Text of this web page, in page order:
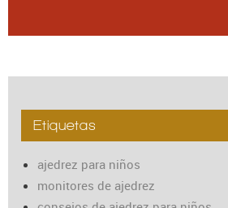
Etiquetas
ajedrez para niños
monitores de ajedrez